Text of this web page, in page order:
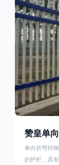
赞皇单
单向折弯锌
的护栏，具